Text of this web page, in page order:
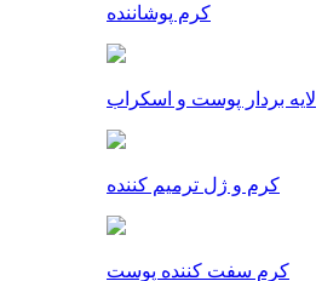
کرم پوشاننده
لایه بردار پوست و اسکراب
کرم و ژل ترمیم کننده
کرم سفت کننده پوست